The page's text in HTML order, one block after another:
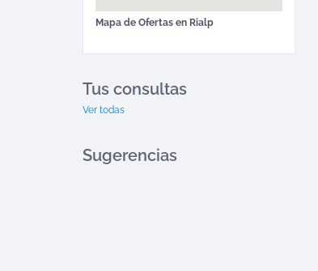
Mapa de Ofertas en Rialp
Tus consultas
Ver todas
Sugerencias